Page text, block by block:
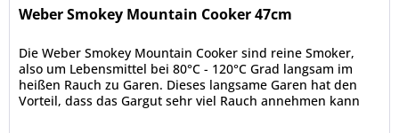
Weber Smokey Mountain Cooker 47cm
Die Weber Smokey Mountain Cooker sind reine Smoker,
also um Lebensmittel bei 80°C - 120°C Grad langsam im
heißen Rauch zu Garen. Dieses langsame Garen hat den
Vorteil, dass das Gargut sehr viel Rauch annehmen kann